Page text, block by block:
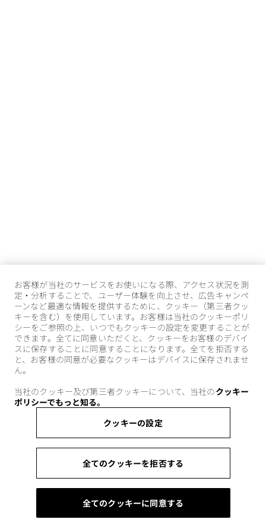
お客様が当社のサービスをお使いになる際、アクセス状況を測
定・分析することで、ユーザー体験を向上させ、広告キャンペ
ーンなど最適な情報を提供するために、クッキー（第三者クッ
キーを含む）を使用しています。お客様は当社のクッキーポリ
シーをご参照の上、いつでもクッキーの設定を変更することが
できます。全てに同意いただくと、クッキーをお客様のデバイ
スに保存することに同意することになります。全てを拒否する
と、お客様の同意が必要なクッキーはデバイスに保存されませ
ん。
当社のクッキー及び第三者クッキーについて、当社のクッキー
ポリシーでもっと知る。
クッキーの設定
全てのクッキーを拒否する
全てのクッキーに同意する